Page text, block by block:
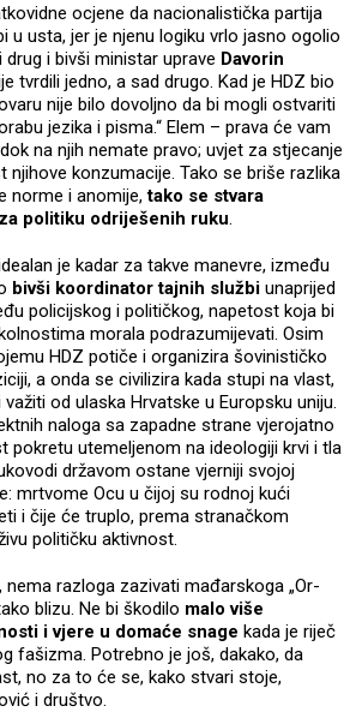
ocjene da nacionalistička partija
u usta, jer je njenu logiku vrlo jasno ogolio
i bivši ministar uprave Davorin
tvrdili jedno, a sad drugo. Kad je HDZ bio
nije bilo dovoljno da bi mogli ostvariti
jezika i pisma.“ Elem – prava će vam
na njih nemate pravo; uvjet za stjecanje
njihove konzumacije. Tako se briše razlika
norme i anomije,tako se stvara
politiku odriješenih ruku.
je kadar za takve manevre, između
bivši koordinator tajnih službi unaprijed
policijskog i političkog, napetost koja bi
morala podrazumijevati. Osim
HDZ potiče i organizira šovinističko
a onda se civilizira kada stupi na vlast,
od ulaska Hrvatske u Europsku uniju.
naloga sa zapadne strane vjerojatno
pokretu utemeljenom na ideologiji krvi i tla
državom ostane vjerniji svojoj
mrtvome Ocu u čijoj su rodnoj kući
i čije će truplo, prema stranačkom
političku aktivnost.
nema razloga zazivati mađarskoga „Or-
blizu. Ne bi škodilo malo više
i vjere u domaće snage kada je riječ
fašizma. Potrebno je još, dakako, da
no za to će se, kako stvari stoje,
i društvo.